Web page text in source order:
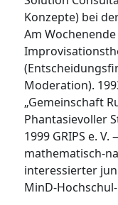
Konzepte) bei
Am
Moderation).
„Gemeinschaft
Phantasievoller
1999 GRIPS e.
mathematisch-
interessierter
MinD-